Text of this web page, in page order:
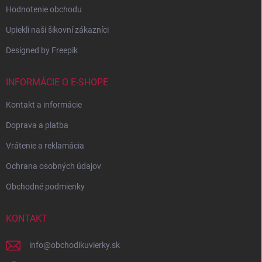
Hodnotenie obchodu
Upiekli naši šikovní zákazníci
Designed by Freepik
INFORMÁCIE O E-SHOPE
Kontakt a informácie
Doprava a platba
Vrátenie a reklamácia
Ochrana osobných údajov
Obchodné podmienky
KONTAKT
info@obchodikuvierky.sk